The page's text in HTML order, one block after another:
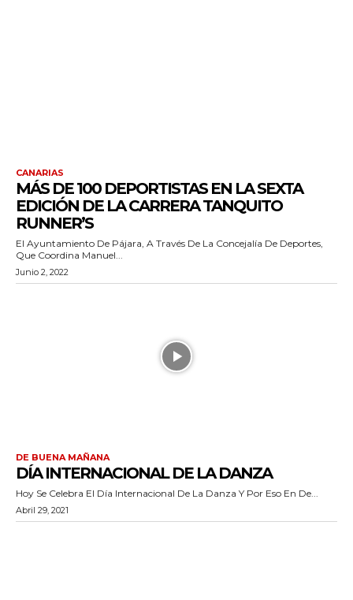
CANARIAS
MÁS DE 100 DEPORTISTAS EN LA SEXTA
EDICIÓN DE LA CARRERA TANQUITO
RUNNER’S
El Ayuntamiento De Pájara, A Través De La Concejalía De Deportes,
Que Coordina Manuel...
Junio 2, 2022
DE BUENA MAÑANA
DÍA INTERNACIONAL DE LA DANZA
Hoy Se Celebra El Día Internacional De La Danza Y Por Eso En De...
Abril 29, 2021